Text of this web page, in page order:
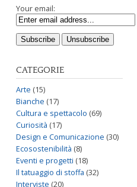
Your email:
CATEGORIE
Arte (15)
Bianche (17)
Cultura e spettacolo (69)
Curiosità (17)
Design e Comunicazione (30)
Ecosostenibilità (8)
Eventi e progetti (18)
Il tatuaggio di stoffa (32)
Interviste (20)